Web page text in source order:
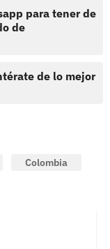
para tener de
de
de lo mejor
Colombia